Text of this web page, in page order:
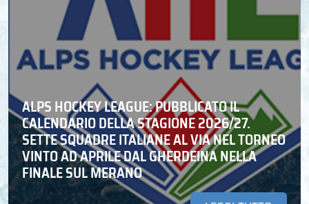
ALPS HOCKEY LEAGUE: PUBBLICATO IL
CALENDARIO DELLA STAGIONE 2026/27.
SETTE SQUADRE ITALIANE AL VIA NEL TORNEO
VINTO AD APRILE DAL GHERDEINA NELLA
FINALE SUL MERANO